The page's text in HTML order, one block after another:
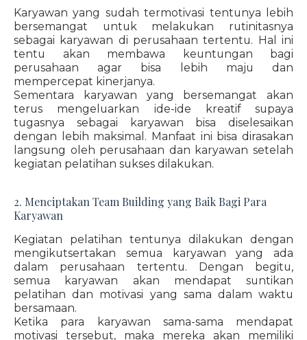
Karyawan yang sudah termotivasi tentunya lebih
bersemangat untuk melakukan rutinitasnya
sebagai karyawan di perusahaan tertentu. Hal ini
tentu akan membawa keuntungan bagi
perusahaan agar bisa lebih maju dan
mempercepat kinerjanya.
Sementara karyawan yang bersemangat akan
terus mengeluarkan ide-ide kreatif supaya
tugasnya sebagai karyawan bisa diselesaikan
dengan lebih maksimal. Manfaat ini bisa dirasakan
langsung oleh perusahaan dan karyawan setelah
kegiatan pelatihan sukses dilakukan.
2. Menciptakan Team Building yang Baik Bagi Para
Karyawan
Kegiatan pelatihan tentunya dilakukan dengan
mengikutsertakan semua karyawan yang ada
dalam perusahaan tertentu. Dengan begitu,
semua karyawan akan mendapat suntikan
pelatihan dan motivasi yang sama dalam waktu
bersamaan.
Ketika para karyawan sama-sama mendapat
motivasi tersebut, maka mereka akan memiliki